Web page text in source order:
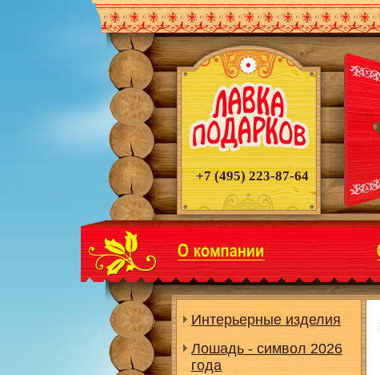
+7 (495) 223-87-64
Интерьерные изделия
Лошадь - символ 2026
года